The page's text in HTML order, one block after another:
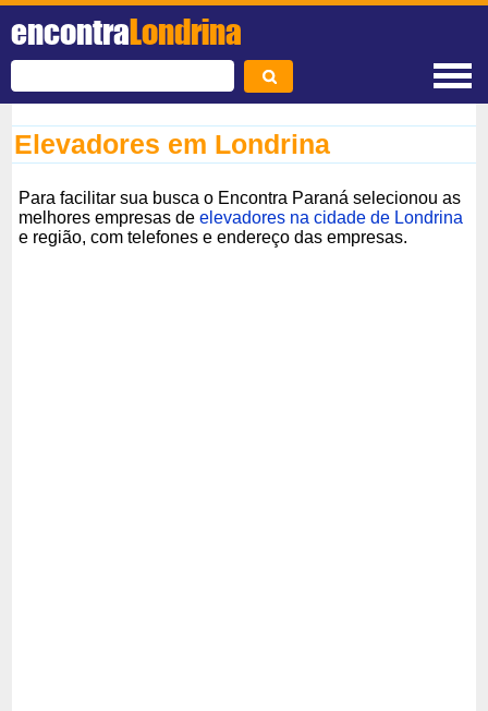
encontraLondrina
Elevadores em Londrina
Para facilitar sua busca o Encontra Paraná selecionou as
melhores empresas deelevadores na cidade de Londrina
e região, com telefones e endereço das empresas.